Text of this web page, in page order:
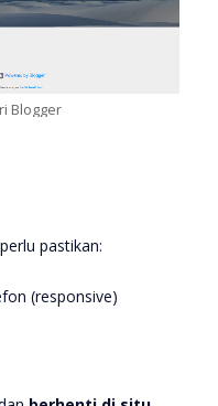
Blogger
pastikan:
(responsive)